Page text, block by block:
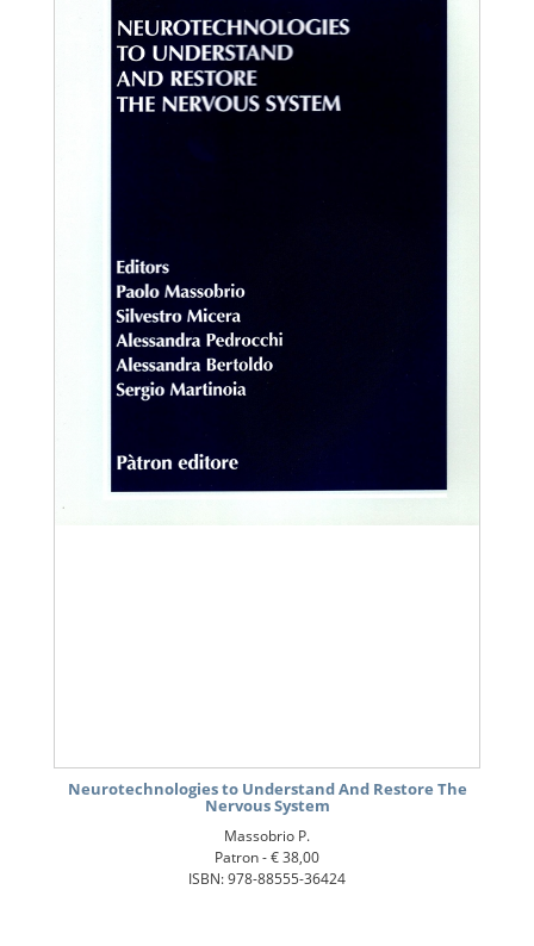
Neurotechnologies to Understand And Restore The
Nervous System
Massobrio P.
Patron -€ 38,00
ISBN: 978-88555-36424